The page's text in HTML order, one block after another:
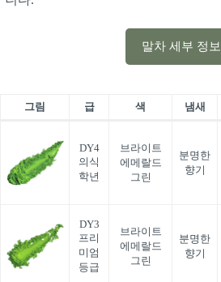
말차 세부 정보
그림 급 색 냄새
DY4
의식
학년
브라이트
에메랄드
그린
분명한
향기
DY3
프리
미엄
등급
브라이트
에메랄드
그린
분명한
향기